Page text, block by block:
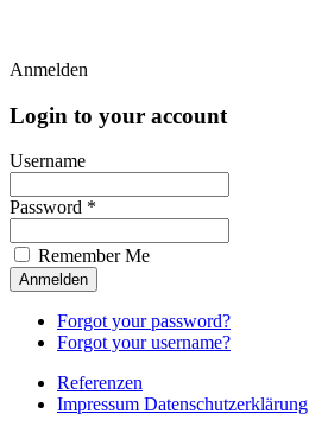
Anmelden
Login to your account
Username
Password *
Remember Me
Forgot your password?
Forgot your username?
Referenzen
Impressum Datenschutzerklärung